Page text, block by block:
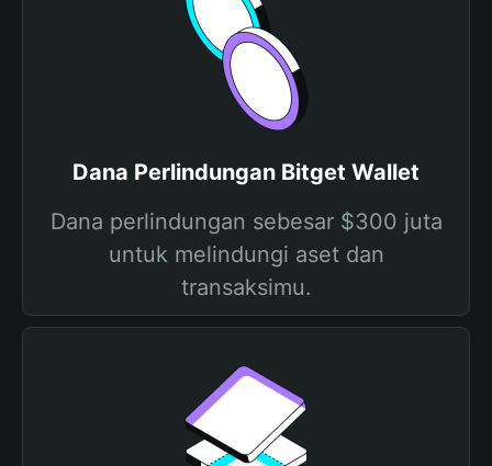
Dana Perlindungan Bitget Wallet
Dana perlindungan sebesar $300 juta
untuk melindungi aset dan
transaksimu.